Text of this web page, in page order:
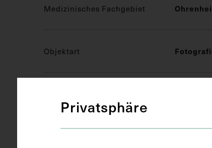
Medizinisches Fachgebiet
Objektart
Privatsphäre